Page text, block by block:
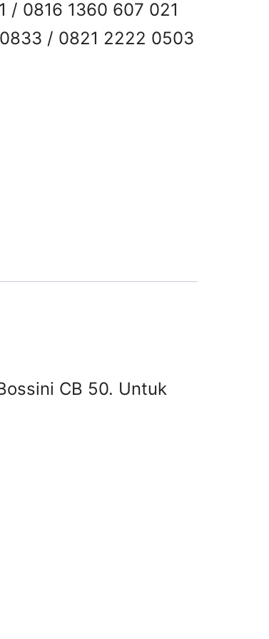
/ 0816 1360 607 021
/ 0821 2222 0503
CB 50. Untuk